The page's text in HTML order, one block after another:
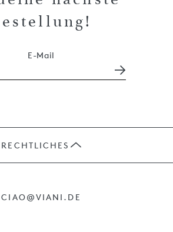
E-Mail
RECHTLICHES
CIAO@VIANI.DE